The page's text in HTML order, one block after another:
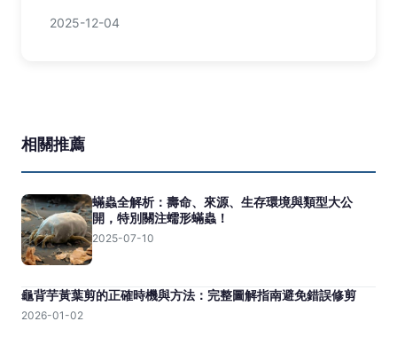
2025-12-04
相關推薦
蟎蟲全解析：壽命、來源、生存環境與類型大公
開，特別關注蠕形蟎蟲！
2025-07-10
龜背芋黃葉剪的正確時機與方法：完整圖解指南避免錯誤修剪
2026-01-02